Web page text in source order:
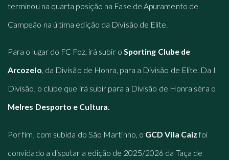
terminou na quarta posição na Fase de Apuramento de
Campeão na última edição da Divisão de Elite.
Para o lugar do FC Foz, irá subir o Sporting Clube de
Arcozelo, da Divisão de Honra, para a Divisão de Elite. Da I
Divisão, o clube que irá subir para a Divisão de Honra séra o
Melres Desporto e Cultura.
Por fim, com subida do São Martinho, o GCD Vila Caiz foi
convidado a disputar a edição de 2025/2026 da Taça de